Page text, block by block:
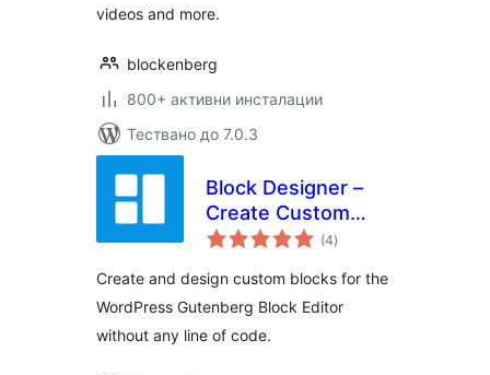
videos and more.
blockenberg
800+ активни инсталации
Тествано до 7.0.3
Block Designer –
Create Custom
Blocks for
(4общо
оценки
)
Create and design custom blocks for the
WordPress Gutenberg Block Editor
without any line of code.